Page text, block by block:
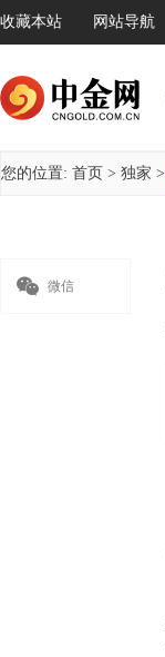
收藏本站 网站导航
您的位置: 首页 > 独家 >
 微信